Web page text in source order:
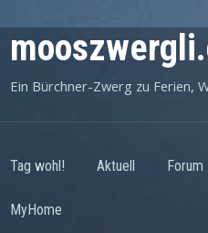
Ein Bürchner-Zwerg zu Ferien,
Tag wohl! Aktuell Forum
MyHome